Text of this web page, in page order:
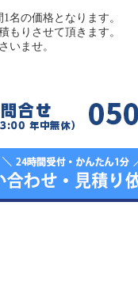
名の価格となります。
もりさせて頂きます。
いませ。